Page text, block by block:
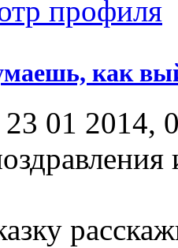
как
23 01 2014,